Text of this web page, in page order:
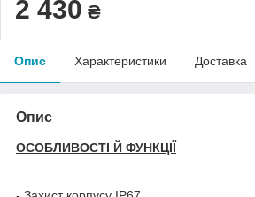
2 430 ₴
Опис Характеристики Доставка
Опис
ОСОБЛИВОСТІ Й ФУНКЦІЇ